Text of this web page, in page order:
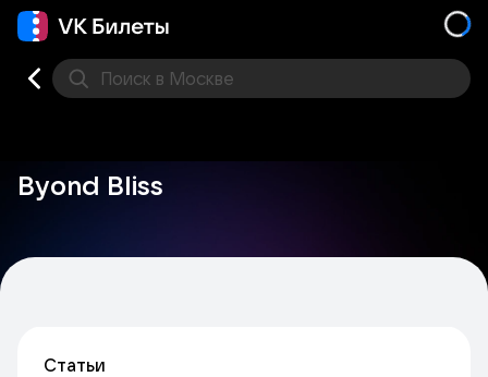
Поиск в Москве
Byond Bliss
Статьи